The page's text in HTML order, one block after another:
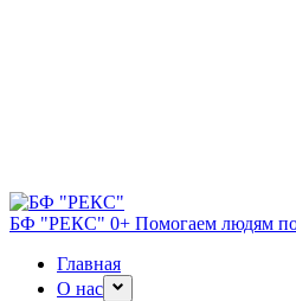
БФ "РЕКС" 0+ Помогаем людям
Главная
О нас